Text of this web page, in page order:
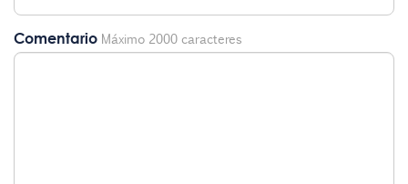
Comentario Máximo 2000 caracteres